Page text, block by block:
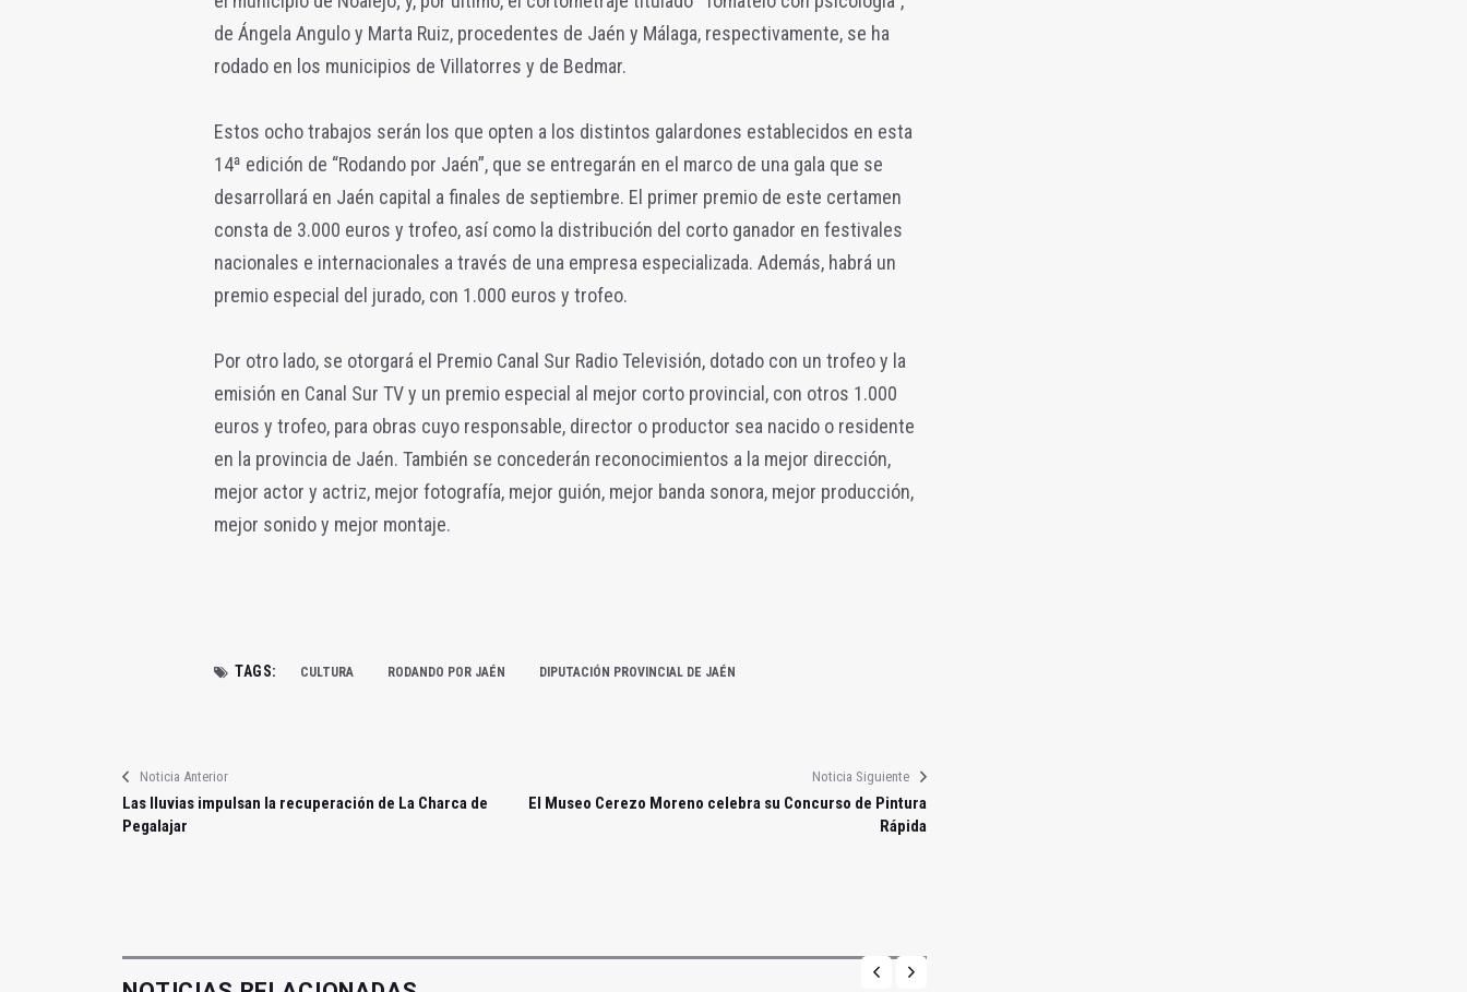
de Ángela Angulo y Marta Ruiz, procedentes de Jaén y Málaga, respectivamente, se ha
rodado en los municipios de Villatorres y de Bedmar.
Estos ocho trabajos serán los que opten a los distintos galardones establecidos en esta
14ª edición de “Rodando por Jaén”, que se entregarán en el marco de una gala que se
desarrollará en Jaén capital a finales de septiembre. El primer premio de este certamen
consta de 3.000 euros y trofeo, así como la distribución del corto ganador en festivales
nacionales e internacionales a través de una empresa especializada. Además, habrá un
premio especial del jurado, con 1.000 euros y trofeo.
Por otro lado, se otorgará el Premio Canal Sur Radio Televisión, dotado con un trofeo y la
emisión en Canal Sur TV y un premio especial al mejor corto provincial, con otros 1.000
euros y trofeo, para obras cuyo responsable, director o productor sea nacido o residente
en la provincia de Jaén. También se concederán reconocimientos a la mejor dirección,
mejor actor y actriz, mejor fotografía, mejor guión, mejor banda sonora, mejor producción,
mejor sonido y mejor montaje.
TAGS: CULTURA RODANDO POR JAÉN DIPUTACIÓN PROVINCIAL DE JAÉN
Noticia Anterior
Las lluvias impulsan la recuperación de La Charca de
Pegalajar
Noticia Siguiente
El Museo Cerezo Moreno celebra su Concurso de Pintura
Rápida